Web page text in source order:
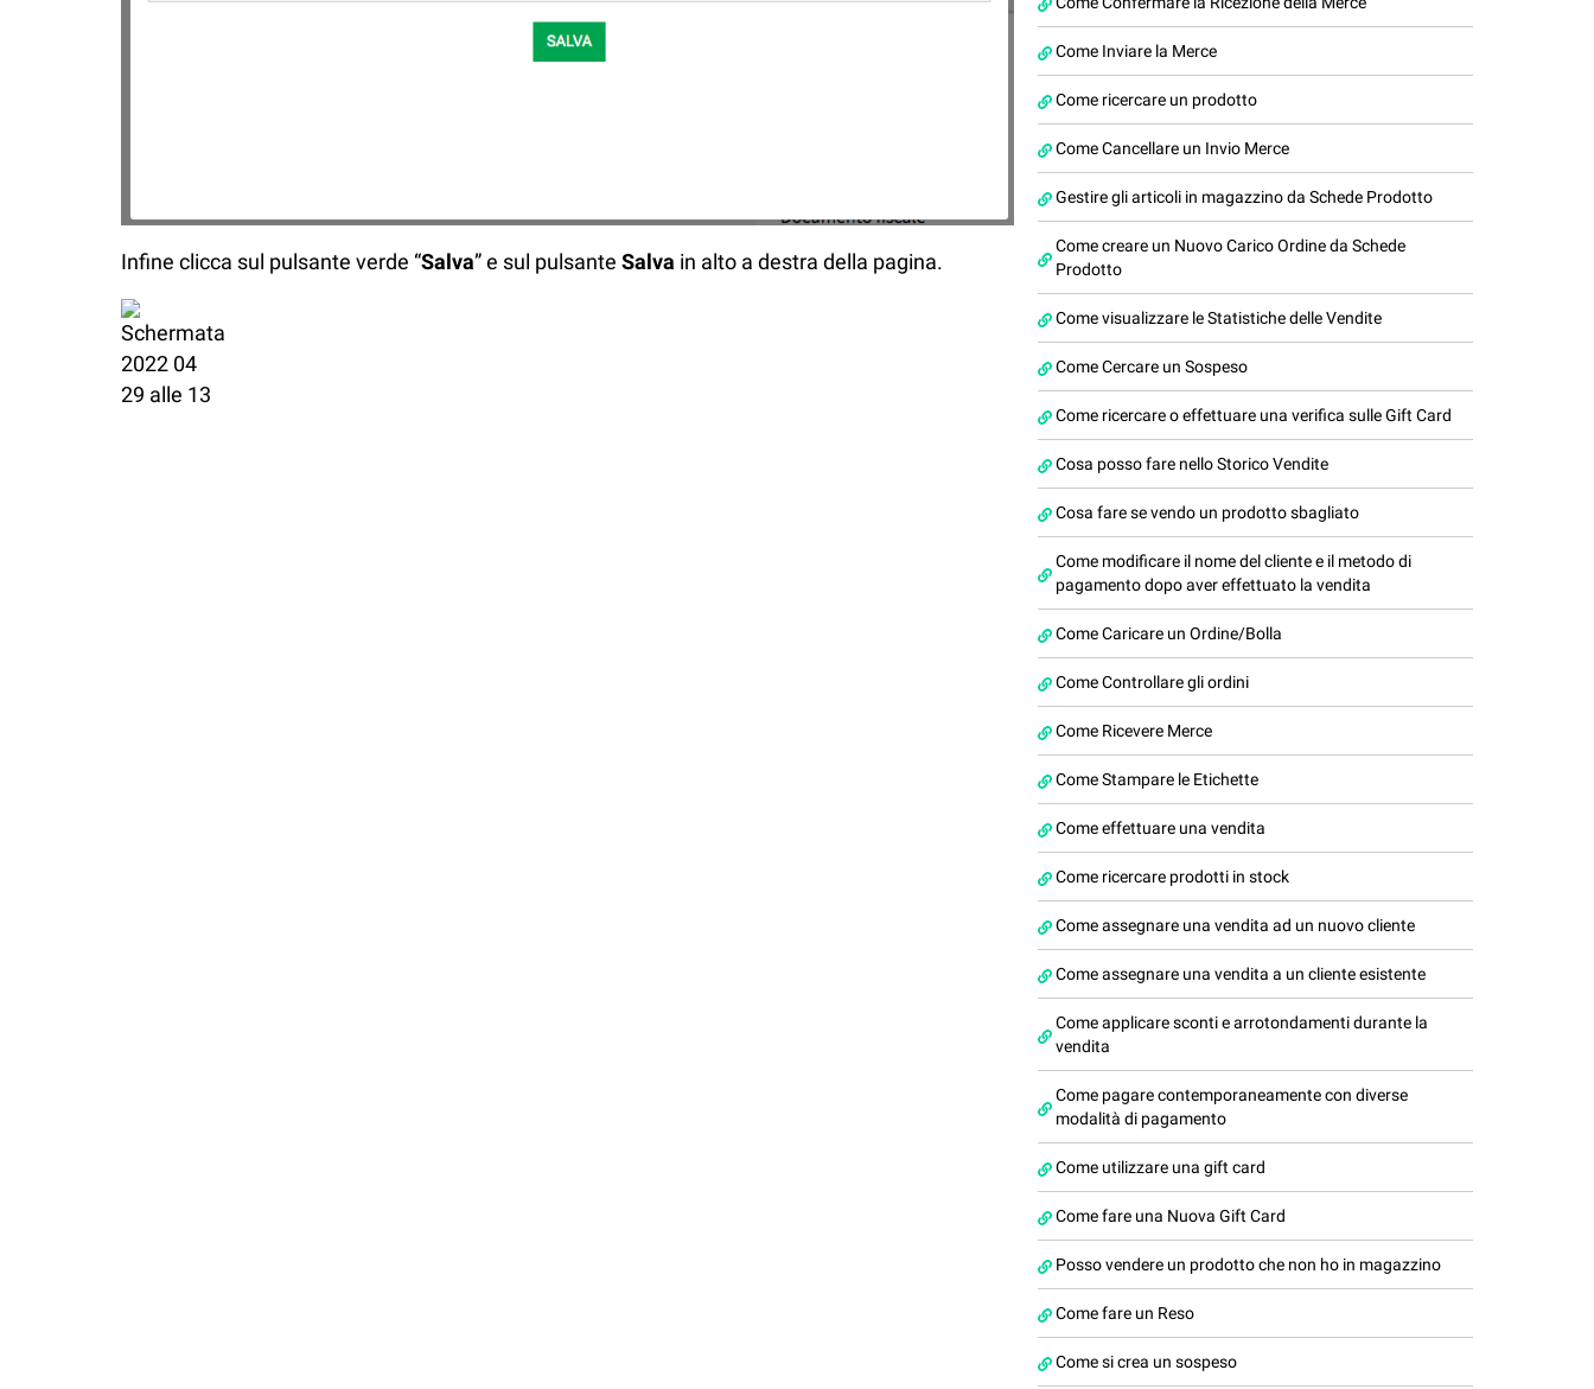
Infine clicca sul pulsante verde “Salva” e sul pulsante Salva in alto a destra della pagina.
Come Inviare la Merce
Come ricercare un prodotto
Come Cancellare un Invio Merce
Gestire gli articoli in magazzino da Schede Prodotto
Come creare un Nuovo Carico Ordine da Schede
Prodotto
Come visualizzare le Statistiche delle Vendite
Come Cercare un Sospeso
Come ricercare o effettuare una verifica sulle Gift Card
Cosa posso fare nello Storico Vendite
Cosa fare se vendo un prodotto sbagliato
Come modificare il nome del cliente e il metodo di
pagamento dopo aver effettuato la vendita
Come Caricare un Ordine/Bolla
Come Controllare gli ordini
Come Ricevere Merce
Come Stampare le Etichette
Come effettuare una vendita
Come ricercare prodotti in stock
Come assegnare una vendita ad un nuovo cliente
Come assegnare una vendita a un cliente esistente
Come applicare sconti e arrotondamenti durante la
vendita
Come pagare contemporaneamente con diverse
modalità di pagamento
Come utilizzare una gift card
Come fare una Nuova Gift Card
Posso vendere un prodotto che non ho in magazzino
Come fare un Reso
Come si crea un sospeso